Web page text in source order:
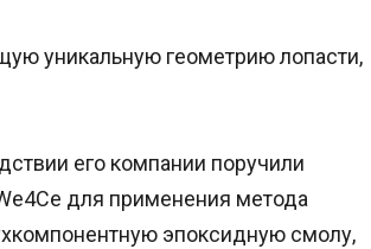
уникальную геометрию лопасти,
его компании поручили
для применения метода
эпоксидную смолу,